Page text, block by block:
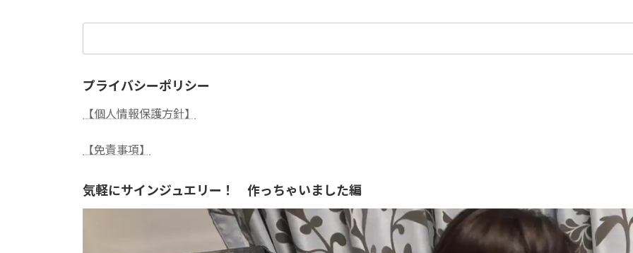
プライバシーポリシー
【個人情報保護方針】
【免責事項】
気軽にサインジュエリー！ 作っちゃいました編